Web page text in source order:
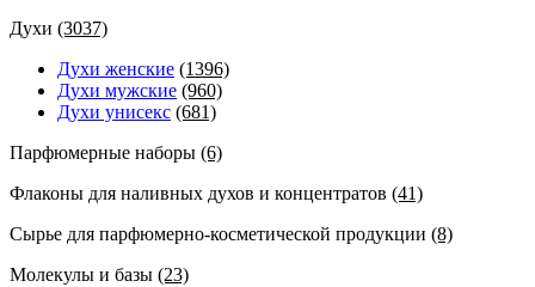
Духи (3037)
Духи женские (1396)
Духи мужские (960)
Духи унисекс (681)
Парфюмерные наборы (6)
Флаконы для наливных духов и концентратов (41)
Сырье для парфюмерно-косметической продукции (8)
Молекулы и базы (23)